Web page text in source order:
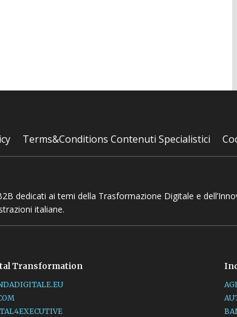
Terms&Conditions Contenuti Specialistici
dedicati ai temi della Trasformazione Digitale e
italiane.
Transformation